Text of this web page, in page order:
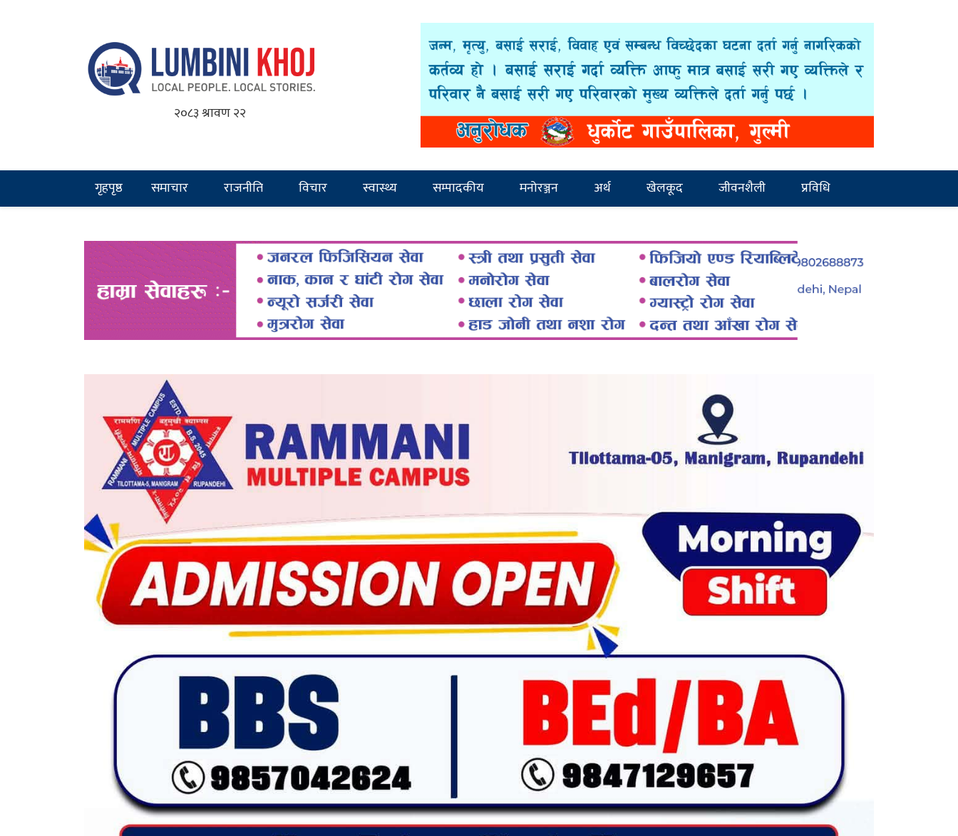
२०८३ श्रावण २२
गृहपृष्ठ समाचार राजनीति विचार स्वास्थ्य सम्पादकीय मनोरञ्जन अर्थ खेलकूद जीवनशैली प्रविधि